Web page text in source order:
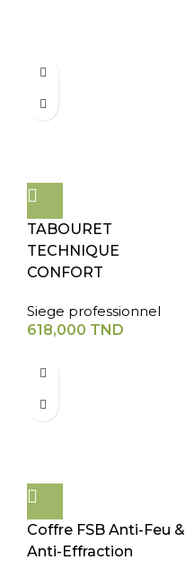
TABOURET
TECHNIQUE
CONFORT
Siege professionnel
618,000 TND
Coffre FSB Anti-Feu &
Anti-Effraction